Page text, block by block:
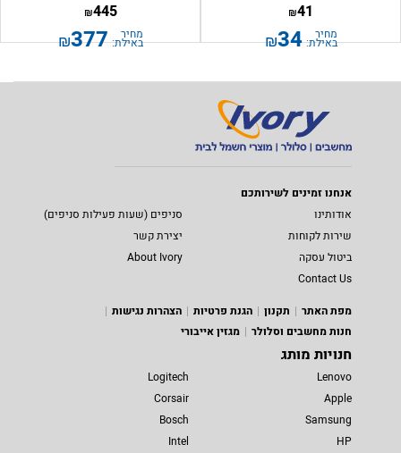
41
₪
מחיר
באילת: 34
₪
445
₪
מחיר
באילת: 377
₪
אנחנו זמינים לשירותכם
אודותינו
סניפים (שעות פעילות סניפים)
שירות לקוחות
יצירת קשר
ביטול עסקה
About Ivory
Contact Us
מפת האתר
תקנון הגנת פרטיות
הצהרות נגישות
חנות מחשבים וסלולר
מגזין אייבורי
חנויות מותג
Lenovo
Apple
Samsung
HP
Logitech
Corsair
Bosch
Intel